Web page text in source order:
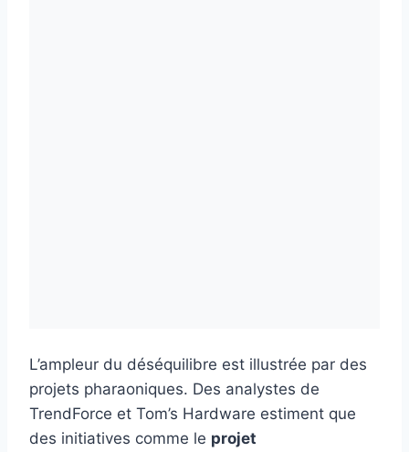
L’ampleur du déséquilibre est illustrée par des
projets pharaoniques. Des analystes de
TrendForce et Tom’s Hardware estiment que
des initiatives comme le projet